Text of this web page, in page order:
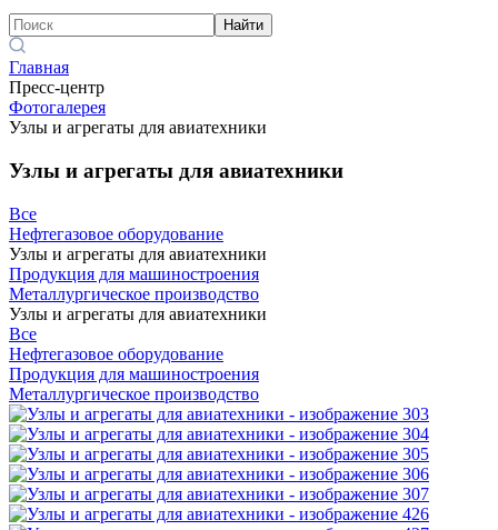
Найти
Главная
Пресс-центр
Фотогалерея
Узлы и агрегаты для авиатехники
Узлы и агрегаты для авиатехники
Все
Нефтегазовое оборудование
Узлы и агрегаты для авиатехники
Продукция для машиностроения
Металлургическое производство
Узлы и агрегаты для авиатехники
Все
Нефтегазовое оборудование
Продукция для машиностроения
Металлургическое производство